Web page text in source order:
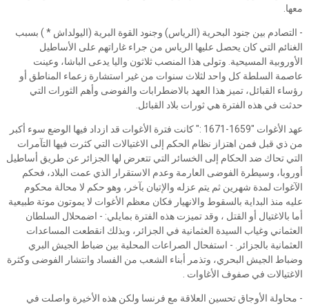
معها.
- التصادم بين جنود البحرية (الرياس) وجنود القوة البرية (اليولداش * ) بسبب
الغنائم التي كان يحصل عليها الرياس من جراء غاراتهم على الأساطيل
الأوروبية المسيحية. وتولى هذا المنصب ثلاثون واليا يدعى الباشا، وعينت
عاصمة السلطة كل واحد لثلاث سنوات من غير استشارة زعماء المناطق أو
رؤساء القبائل، تميز هذا العهد بالاضطرابات والفوضى وأهم الثورات التي
حدثت في هذه الفترة هي ثورات بلاد القبائل.
عهد الأغوات "1659-1671 :" كانت فترة الأغوات قد ازداد فيها الوضع سوء أكبر
من ذي قبل فمن اهتزاز نظام الحكم إلى الاغتيالات التي كثرت فيها التآمرات
التي تحاك ضد الحكام إلى الخسائر التي تتعرض لها الجزائر عن طريق أساطيل
أوروبا، وسيطرة الفوضى العارمة وعدم الاستقرار الذي عمت البلاد، فحكم
الآغوات لمدة شهرين ثم يتم عزله والإتيان بآخر، وهو حكم لا محالة محكوم
عليه منذ البداية بالسقوط والانهيار فكان معظم الأغوات لا يموتون موتة طبيعية
أما بالاغتيال أو القتل ، وقد تميزت هذه الفترة بمايلي: - اضمحلال السلطان
العثماني وغياب السيدة العثمانية في الجزائر، وبذلك انقطعت المساعدات
العثمانية بالجزائر. - استفحال الصراعات المحلية بين ضباط الجيش البري
وضباط الجيش البحري، وتذمر أبناء الشعب من الفساد وانتشار الفوضى وكثرة
الاغتيالات في صفوف الأغاوات .
- محاولة الأوجاق تحسين العلاقة مع فرنسا ولكن هذه الأخيرة واصلت في